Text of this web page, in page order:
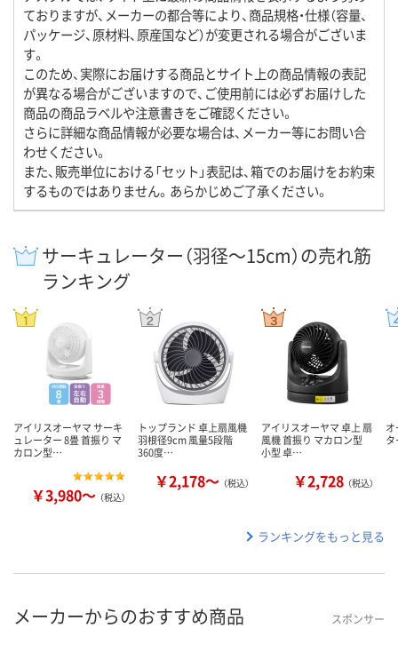
ておりますが、メーカーの都合等により、商品規格・仕様（容量、
パッケージ、原材料、原産国など）が変更される場合がございま
す。
このため、実際にお届けする商品とサイト上の商品情報の表記
が異なる場合がございますので、ご使用前には必ずお届けした
商品の商品ラベルや注意書きをご確認ください。
さらに詳細な商品情報が必要な場合は、メーカー等にお問い合
わせください。
また、販売単位における「セット」表記は、箱でのお届けをお約束
するものではありません。あらかじめご了承ください。
サーキュレーター（羽径～15cm）の売れ筋
ランキング
アイリスオーヤマ サーキ
ュレーター 8畳 首振り マ
カロン型…
￥3,980～ （税込）
トップランド 卓上扇風機
羽根径9cm 風量5段階
360度…
￥2,178～ （税込）
アイリスオーヤマ 卓上 扇
風機 首振り マカロン型
小型 卓…
￥2,728 （税込）
ランキングをもっと見る
メーカーからのおすすめ商品 スポンサー